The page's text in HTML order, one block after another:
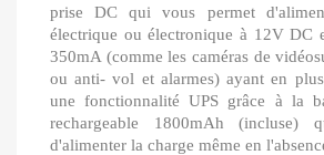
prise DC qui vous permet
électrique ou électronique à 12V DC
350mA (comme les caméras de
ou anti- vol et alarmes) ayant en
une fonctionnalité UPS grâce à la
rechargeable 1800mAh (incluse)
d'alimenter la charge même en